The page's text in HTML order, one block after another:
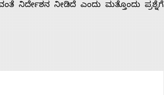
ನಿರ್ದೇಶನ ನೀಡಿದೆ ಎಂದು ಮತ್ತೊಂದು ಪ್ರಶ್ನೆಗೆ